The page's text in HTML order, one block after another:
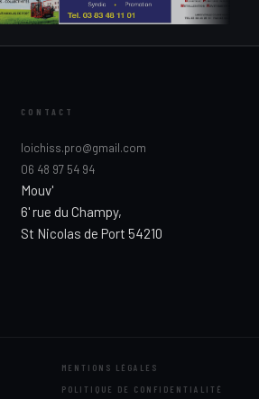
CONTACT
loichiss.pro@gmail.com
06 48 97 54 94
Mouv'
6' rue du Champy,
St Nicolas de Port 54210
MENTIONS LÉGALES
POLITIQUE DE CONFIDENTIALITÉ